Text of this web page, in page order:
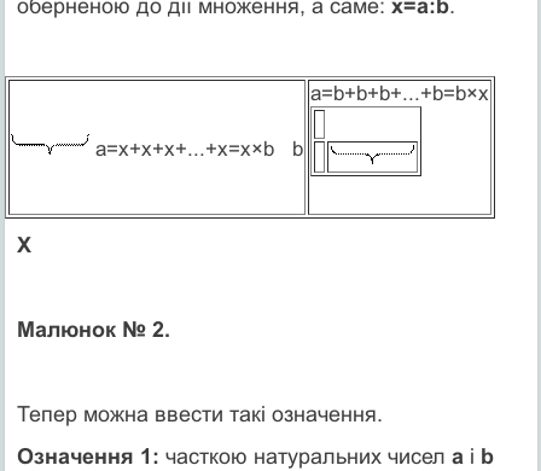
оберненою до дії множення, а саме: х=а:b.
а=х+х+х+...+х=х×b b
а=b+b+b+...+b=b×х
Х
Малюнок № 2.
Тепер можна ввести такі означення.
Означення 1: часткою натуральних чисел аі b